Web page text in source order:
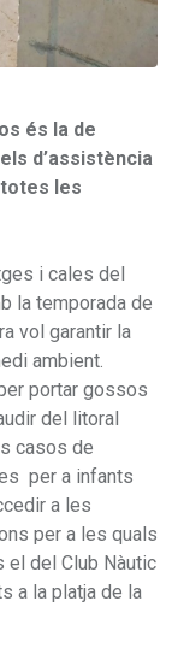
és la de
d’assistència
les
i cales del
la temporada de
vol garantir la
ambient.
portar gossos
del litoral
casos de
per a infants
a les
per a les quals
el del Club Nàutic
a la platja de la